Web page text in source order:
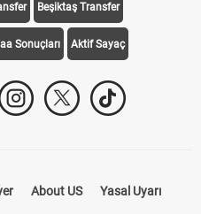
Beşiktaş Transfer
Sonuçları Aktif Sayaç
About US Yasal Uyarı